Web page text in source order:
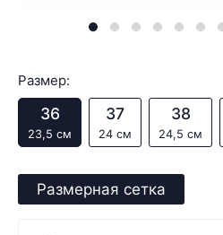
Размер:
36
23,5 см
37
24 см
38
24,5 см
Размерная сетка